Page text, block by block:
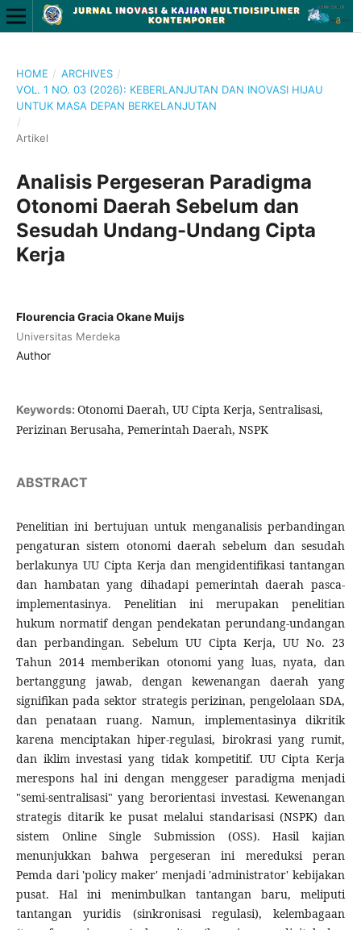
HOME / ARCHIVES /
VOL. 1 NO. 03 (2026): KEBERLANJUTAN DAN INOVASI HIJAU
UNTUK MASA DEPAN BERKELANJUTAN
/
Artikel
Analisis Pergeseran Paradigma
Otonomi Daerah Sebelum dan
Sesudah Undang-Undang Cipta
Kerja
Flourencia Gracia Okane Muijs
Universitas Merdeka
Author
Keywords: Otonomi Daerah, UU Cipta Kerja, Sentralisasi,
Perizinan Berusaha, Pemerintah Daerah, NSPK
ABSTRACT
Penelitian ini bertujuan untuk menganalisis perbandingan
pengaturan sistem otonomi daerah sebelum dan sesudah
berlakunya UU Cipta Kerja dan mengidentifikasi tantangan
dan hambatan yang dihadapi pemerintah daerah pasca-
implementasinya. Penelitian ini merupakan penelitian
hukum normatif dengan pendekatan perundang-undangan
dan perbandingan. Sebelum UU Cipta Kerja, UU No. 23
Tahun 2014 memberikan otonomi yang luas, nyata, dan
bertanggung jawab, dengan kewenangan daerah yang
signifikan pada sektor strategis perizinan, pengelolaan SDA,
dan penataan ruang. Namun, implementasinya dikritik
karena menciptakan hiper-regulasi, birokrasi yang rumit,
dan iklim investasi yang tidak kompetitif. UU Cipta Kerja
merespons hal ini dengan menggeser paradigma menjadi
"semi-sentralisasi" yang berorientasi investasi. Kewenangan
strategis ditarik ke pusat melalui standarisasi (NSPK) dan
sistem Online Single Submission (OSS). Hasil kajian
menunjukkan bahwa pergeseran ini mereduksi peran
Pemda dari 'policy maker' menjadi 'administrator' kebijakan
pusat. Hal ini menimbulkan tantangan baru, meliputi
tantangan yuridis (sinkronisasi regulasi), kelembagaan